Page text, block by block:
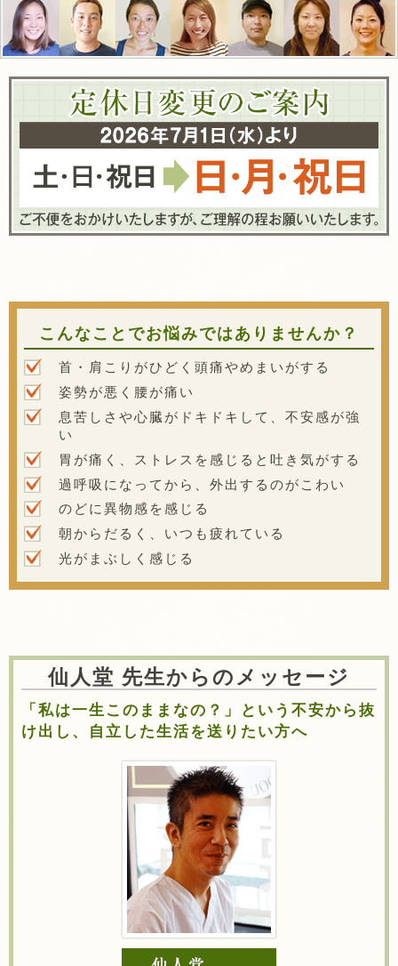
こんなことでお悩みではありませんか？
首・肩こりがひどく頭痛やめまいがする
姿勢が悪く腰が痛い
息苦しさや心臓がドキドキして、不安感が強
い
胃が痛く、ストレスを感じると吐き気がする
過呼吸になってから、外出するのがこわい
のどに異物感を感じる
朝からだるく、いつも疲れている
光がまぶしく感じる
仙人堂 先生からのメッセージ
「私は一生このままなの？」という不安から抜
け出し、自立した生活を送りたい方へ